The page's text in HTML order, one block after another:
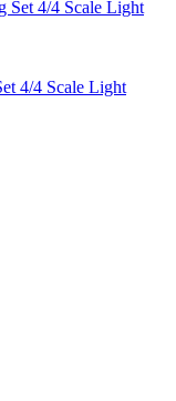
4/4 Scale Light